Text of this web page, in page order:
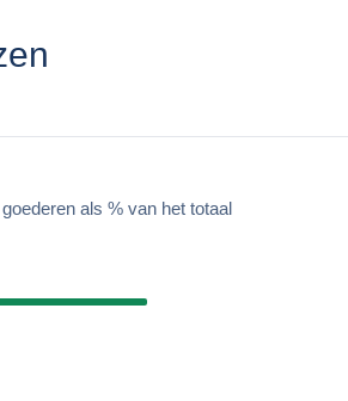
als % van het totaal